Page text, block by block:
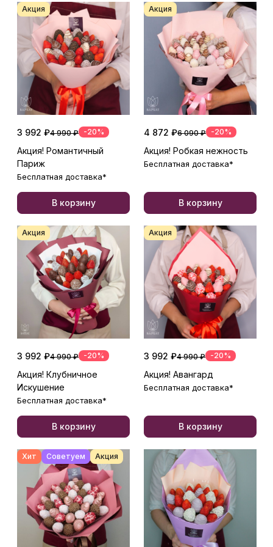
Акция
3 992 ₽4 990 ₽ -20%
Акция! Романтичный
Париж
Бесплатная доставка*
В корзину
Акция
4 872 ₽6 090 ₽ -20%
Акция! Робкая нежность
Бесплатная доставка*
В корзину
Акция
3 992 ₽4 990 ₽ -20%
Акция! Клубничное
Искушение
Бесплатная доставка*
В корзину
Акция
3 992 ₽4 990 ₽ -20%
Акция! Авангард
Бесплатная доставка*
В корзину
Хит Советуем Акция